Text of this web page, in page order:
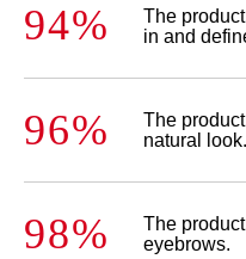
94%
The
in and
96%
The
natural look.
98%
The
eyebrows.